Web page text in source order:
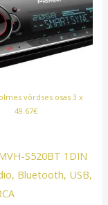
võrdses osas 3 x
49.67€
S520BT 1DIN
Bluetooth, USB,